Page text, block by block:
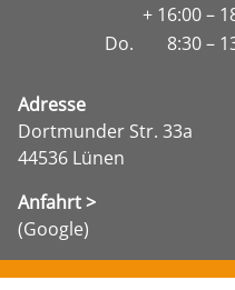
+ 16:00 –
Do.
8:30 –
Adresse
Dortmunder Str. 33a
44536 Lünen
Anfahrt >
(Google)